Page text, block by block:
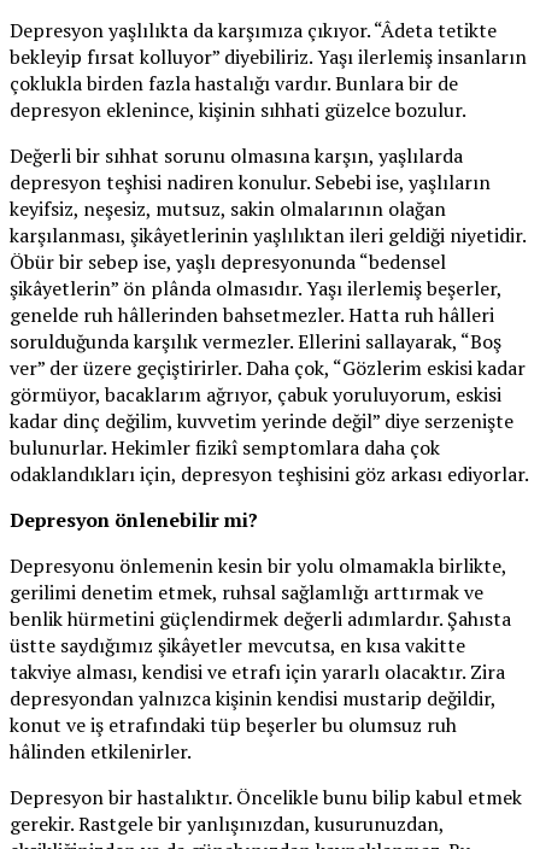
Depresyon yaşlılıkta da karşımıza çıkıyor. “Âdeta tetikte
bekleyip fırsat kolluyor” diyebiliriz. Yaşı ilerlemiş insanların
çoklukla birden fazla hastalığı vardır. Bunlara bir de
depresyon eklenince, kişinin sıhhati güzelce bozulur.
Değerli bir sıhhat sorunu olmasına karşın, yaşlılarda
depresyon teşhisi nadiren konulur. Sebebi ise, yaşlıların
keyifsiz, neşesiz, mutsuz, sakin olmalarının olağan
karşılanması, şikâyetlerinin yaşlılıktan ileri geldiği niyetidir.
Öbür bir sebep ise, yaşlı depresyonunda “bedensel
şikâyetlerin” ön plânda olmasıdır. Yaşı ilerlemiş beşerler,
genelde ruh hâllerinden bahsetmezler. Hatta ruh hâlleri
sorulduğunda karşılık vermezler. Ellerini sallayarak, “Boş
ver” der üzere geçiştirirler. Daha çok, “Gözlerim eskisi kadar
görmüyor, bacaklarım ağrıyor, çabuk yoruluyorum, eskisi
kadar dinç değilim, kuvvetim yerinde değil” diye serzenişte
bulunurlar. Hekimler fizikî semptomlara daha çok
odaklandıkları için, depresyon teşhisini göz arkası ediyorlar.
Depresyon önlenebilir mi?
Depresyonu önlemenin kesin bir yolu olmamakla birlikte,
gerilimi denetim etmek, ruhsal sağlamlığı arttırmak ve
benlik hürmetini güçlendirmek değerli adımlardır. Şahısta
üstte saydığımız şikâyetler mevcutsa, en kısa vakitte
takviye alması, kendisi ve etrafı için yararlı olacaktır. Zira
depresyondan yalnızca kişinin kendisi mustarip değildir,
konut ve iş etrafındaki tüp beşerler bu olumsuz ruh
hâlinden etkilenirler.
Depresyon bir hastalıktır. Öncelikle bunu bilip kabul etmek
gerekir. Rastgele bir yanlışınızdan, kusurunuzdan,